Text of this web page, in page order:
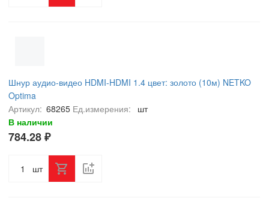
Шнур аудио-видео HDMI-HDMI 1.4 цвет: золото (10м) NETKO
Optima
Артикул: 68265 Ед.измерения:
шт
В наличии
784.28 ₽
шт